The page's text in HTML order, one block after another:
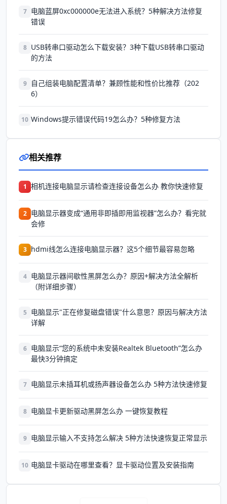
7 电脑蓝屏0xc000000e无法进入系统？5种解决方法修复
错误
8 USB转串口驱动怎么下载安装？3种下载USB转串口驱动
的方法
9
自己组装电脑配置清单？兼顾性能和性价比推荐（202
6）
10 Windows提示错误代码19怎么办？5种修复方法
相关推荐
1 相机连接电脑显示请检查连接设备怎么办 教你快速修复
2 电脑显示器变成“通用非即插即用监视器”怎么办？看完就
会修
3 hdmi线怎么连接电脑显示器？这5个细节最容易忽略
4 电脑显示器间歇性黑屏怎么办？原因+解决方法全解析
（附详细步骤）
5 电脑显示"正在修复磁盘错误"什么意思？原因与解决方法
详解
6 电脑显示“您的系统中未安装Realtek Bluetooth”怎么办
最快3分钟搞定
7 电脑显示未插耳机或扬声器设备怎么办 5种方法快速修复
8 电脑显卡更新驱动黑屏怎么办 一键恢复教程
9 电脑显示输入不支持怎么解决 5种方法快速恢复正常显示
10 电脑显卡驱动在哪里查看？显卡驱动位置及安装指南